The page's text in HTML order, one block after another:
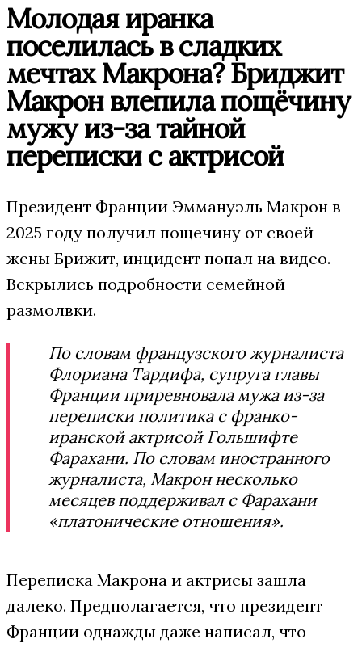
Молодая иранка
поселилась в сладких
мечтах Макрона? Бриджит
Макрон влепила пощёчину
мужу из-за тайной
переписки с актрисой
Президент Франции Эммануэль Макрон в
2025 году получил пощечину от своей
жены Брижит, инцидент попал на видео.
Вскрылись подробности семейной
размолвки.
По словам французского журналиста
Флориана Тардифа, супруга главы
Франции приревновала мужа из-за
переписки политика с франко-
иранской актрисой Гольшифте
Фарахани. По словам иностранного
журналиста, Макрон несколько
месяцев поддерживал с Фарахани
«платонические отношения».
Переписка Макрона и актрисы зашла
далеко. Предполагается, что президент
Франции однажды даже написал, что